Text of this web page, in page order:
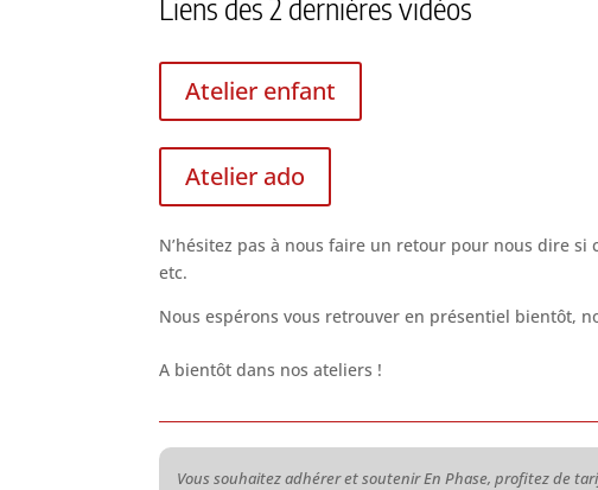
Atelier enfant
Atelier ado
N’hésitez pas à nous faire un retour pour nous dire
etc.
Nous espérons vous retrouver en présentiel bientôt,
A bientôt dans nos ateliers !
Vous souhaitez adhérer et soutenir En Phase, profitez de